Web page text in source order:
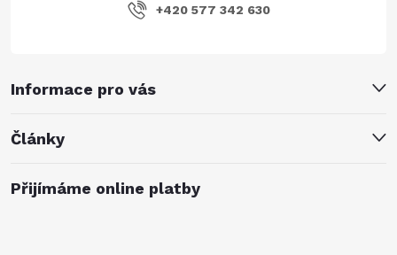
Informace pro vás
Články
+420 577 342 630
Přijímáme online platby